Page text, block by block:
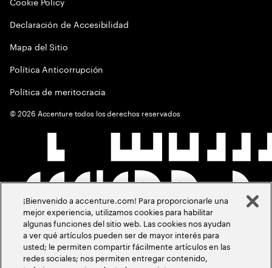
Declaración de Accesibilidad
Mapa del Sitio
Política Anticorrupción
Política de meritocracia
©2026 Accenture todos los derechos reservados
¡Bienvenido a accenture.com! Para proporcionarle una
mejor experiencia, utilizamos cookies para habilitar
algunas funciones del sitio web. Las cookies nos ayudan
a ver qué artículos pueden ser de mayor interés para
usted; le permiten compartir fácilmente artículos en las
redes sociales; nos permiten entregar contenido,